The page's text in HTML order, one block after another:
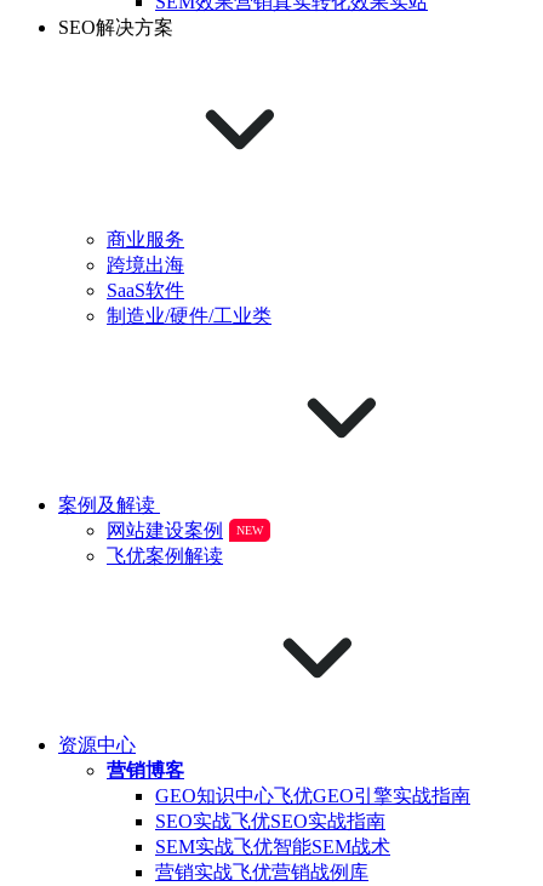
SEO解决方案
商业服务
跨境出海
SaaS软件
制造业/硬件/工业类
案例及解读
网站建设案例
NEW
飞优案例解读
资源中心
营销博客
GEO知识中心飞优GEO引擎实战指南
SEO实战飞优SEO实战指南
SEM实战飞优智能SEM战术
营销实战飞优营销战例库